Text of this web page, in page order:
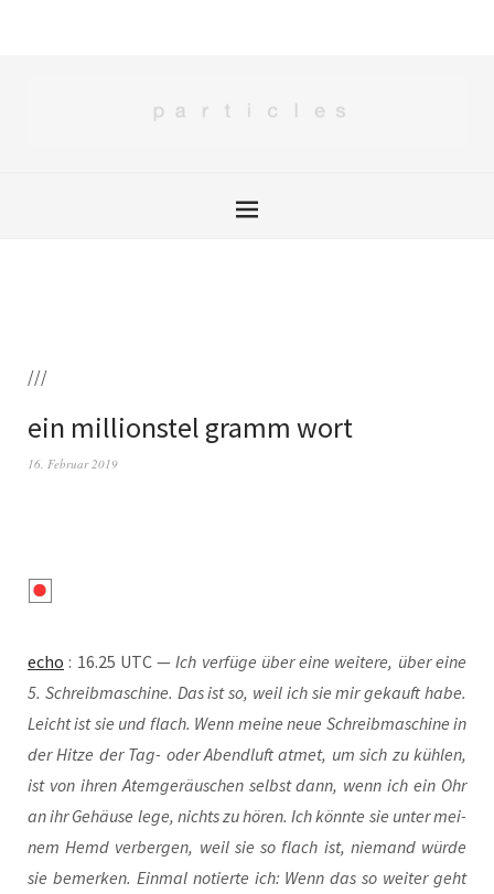
///
ein millionstel gramm wort
16. Februar 2019
echo : 16.25 UTC —Ich ver­fü­ge über eine wei­te­re, über eine
5. Schreib­ma­schi­ne. Das ist so, weil ich sie mir gekauft habe.
Leicht ist sie und flach. Wenn mei­ne neue Schreib­ma­schi­ne in
der Hit­ze der Tag- oder Abend­luft atmet, um sich zu küh­len,
ist von ihren Atem­ge­räu­schen selbst dann, wenn ich ein Ohr
an ihr Gehäu­se lege, nichts zu hören. Ich könn­te sie unter mei­
nem Hemd ver­ber­gen, weil sie so flach ist, nie­mand wür­de
sie bemer­ken. Ein­mal notier­te ich: Wenn das so wei­ter geht